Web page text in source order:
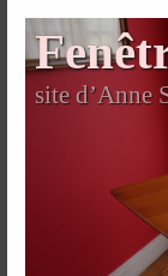
site d’Anne